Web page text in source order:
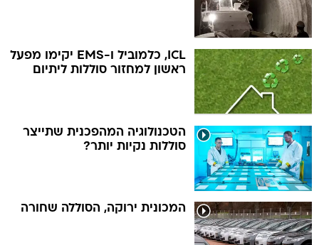
ICL, כלמוביל ו-EMS יקימו מפעל
ראשון למחזור סוללות ליתיום
הטכנולוגיה המהפכנית שתייצר
סוללות נקיות יותר?
המכונית ירוקה, הסוללה שחורה